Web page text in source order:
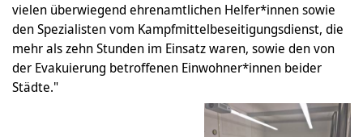
vielen überwiegend ehrenamtlichen Helfer*innen sowie
den Spezialisten vom Kampfmittelbeseitigungsdienst, die
mehr als zehn Stunden im Einsatz waren, sowie den von
der Evakuierung betroffenen Einwohner*innen beider
Städte."